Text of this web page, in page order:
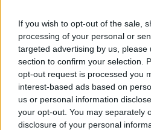
If you wish to opt-out of the sale,
processing of your personal or
targeted advertising by us, please
section to confirm your selection.
opt-out request is processed you
interest-based ads based on
us or personal information
your opt-out. You may separately
disclosure of your personal
Altatógázos
A kislány, akit
Lyhanna